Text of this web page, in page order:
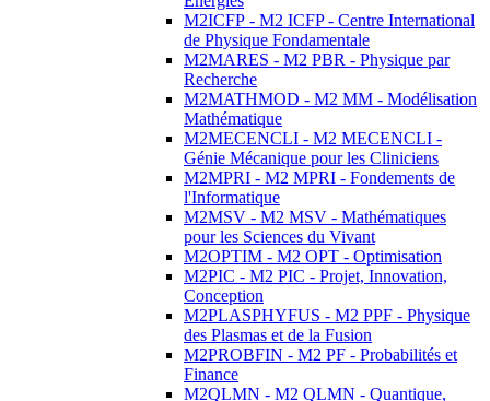
M2ICFP - M2 ICFP - Centre International
de Physique Fondamentale
M2MARES - M2 PBR - Physique par
Recherche
M2MATHMOD - M2 MM - Modélisation
Mathématique
M2MECENCLI - M2 MECENCLI -
Génie Mécanique pour les Cliniciens
M2MPRI - M2 MPRI - Fondements de
l'Informatique
M2MSV - M2 MSV - Mathématiques
pour les Sciences du Vivant
M2OPTIM - M2 OPT - Optimisation
M2PIC - M2 PIC - Projet, Innovation,
Conception
M2PLASPHYFUS - M2 PPF - Physique
des Plasmas et de la Fusion
M2PROBFIN - M2 PF - Probabilités et
Finance
M2QLMN - M2 QLMN - Quantique,